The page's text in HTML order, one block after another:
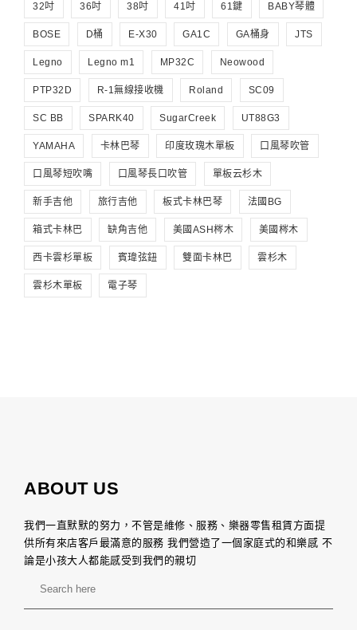
32吋 36吋 38吋 41吋 61鍵 BABY琴體
BOSE D桶 E-X30 GA1C GA桶身 JTS
Legno Legno m1 MP32C Neowood
PTP32D R-1無線接收機 Roland SC09
SC BB SPARK40 SugarCreek UT88G3
YAMAHA 卡林巴琴 印度玫瑰木單板 口風琴吹管
口風琴短吹嘴 口風琴長口吹管 單板云杉木
新手吉他 旅行吉他 板式卡林巴琴 法國BG
箱式卡林巴 缺角吉他 美國ASH梣木 美國梣木
西卡雲杉單板 賓瑋弦鈕 雙面卡林巴 雲杉木
雲杉木單板 電子琴
ABOUT US
我們一直默默的努力，不管是維修、服務、樂器零售租賃方面提
供所有來店客戶最滿意的服務 我們營造了一個家庭式的和樂感 不
論是小孩大人都能感受到我們的親切